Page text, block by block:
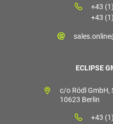
+43
+43
ECLIPSE
c/o Rödl GmbH,
10623 Berlin
+43